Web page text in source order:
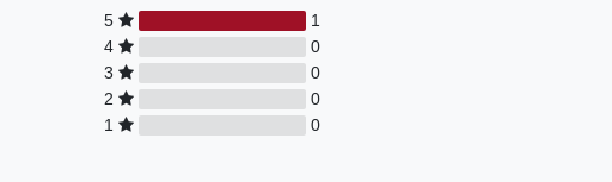
5
1
4
0
3
0
2
0
1
0